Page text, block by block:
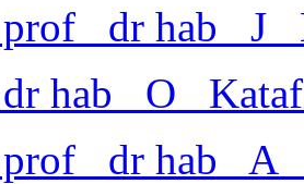
dr hab_ J_
hab_ O_
dr hab_